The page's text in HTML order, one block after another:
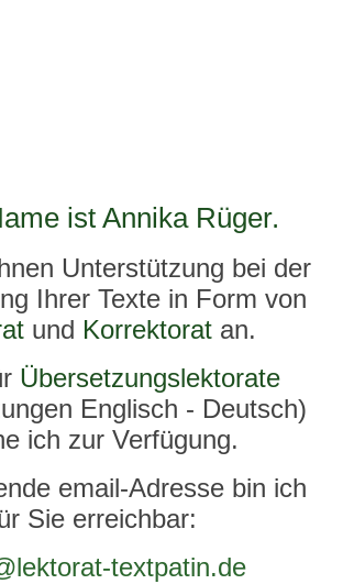
ist Annika Rüger.
Unterstützung bei der
Ihrer Texte in Form von
und Korrektorat an.
Übersetzungslektorate
Englisch - Deutsch)
ich zur Verfügung.
email-Adresse bin ich
Sie erreichbar:
textpatin.de